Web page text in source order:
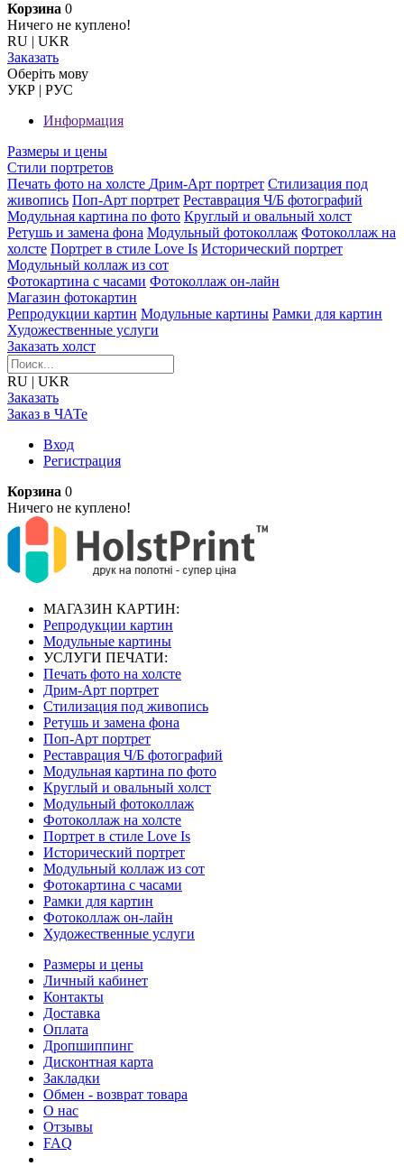
Корзина 0
Ничего не куплено!
RU | UKR
Заказать
Оберiть мову
УКР | РУС
Информация
Размеры и цены
Стили портретов
Печать фото на холсте Дрим-Арт портрет Стилизация под
живопись Поп-Арт портрет Реставрация Ч/Б фотографий
Модульная картина по фото Круглый и овальный холст
Ретушь и замена фона Модульный фотоколлаж Фотоколлаж на
холсте Портрет в стиле Love Is Исторический портрет
Модульный коллаж из сот
Фотокартина с часами Фотоколлаж он-лайн
Магазин фотокартин
Репродукции картин Модульные картины Рамки для картин
Художественные услуги
Заказать холст
RU | UKR
Заказать
Заказ в ЧАТе
Вход
Регистрация
Корзина 0
Ничего не куплено!
МАГАЗИН КАРТИН:
Репродукции картин
Модульные картины
УСЛУГИ ПЕЧАТИ:
Печать фото на холсте
Дрим-Арт портрет
Стилизация под живопись
Ретушь и замена фона
Поп-Арт портрет
Реставрация Ч/Б фотографий
Модульная картина по фото
Круглый и овальный холст
Модульный фотоколлаж
Фотоколлаж на холсте
Портрет в стиле Love Is
Исторический портрет
Модульный коллаж из сот
Фотокартина с часами
Рамки для картин
Фотоколлаж он-лайн
Художественные услуги
Размеры и цены
Личный кабинет
Контакты
Доставка
Оплата
Дропшиппинг
Дисконтная карта
Закладки
Обмен - возврат товара
О нас
Отзывы
FAQ